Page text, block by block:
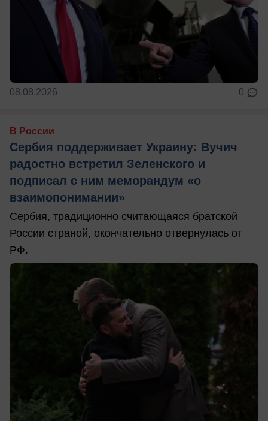
08.08.2026 0
В России
Сербия поддерживает Украину: Вучич
радостно встретил Зеленского и
подписал с ним меморандум «о
взаимопонимании»
Сербия, традиционно считающаяся братской
России страной, окончательно отвернулась от
РФ.